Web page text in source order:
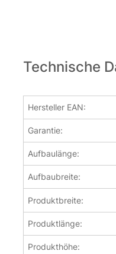
Technische
Hersteller EAN:
Garantie:
Aufbaulänge:
Aufbaubreite:
Produktbreite:
Produktlänge:
Produkthöhe: